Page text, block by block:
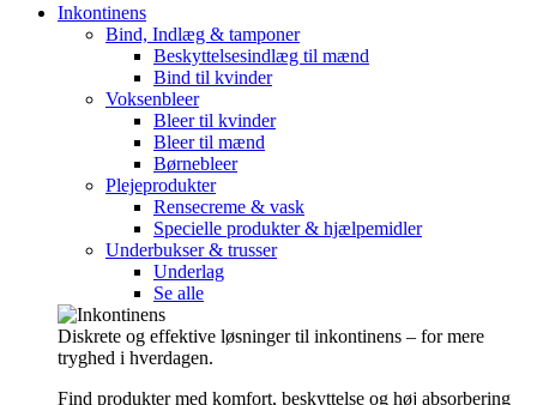
Inkontinens
Bind, Indlæg & tamponer
Beskyttelsesindlæg til mænd
Bind til kvinder
Voksenbleer
Bleer til kvinder
Bleer til mænd
Børnebleer
Plejeprodukter
Rensecreme & vask
Specielle produkter & hjælpemidler
Underbukser & trusser
Underlag
Se alle
Diskrete og effektive løsninger til inkontinens – for mere
tryghed i hverdagen.
Find produkter med komfort, beskyttelse og høj absorbering